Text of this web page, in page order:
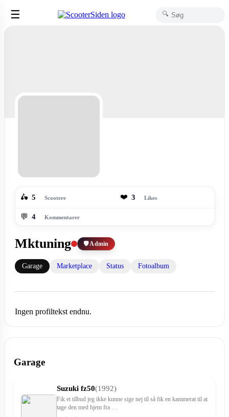
☰ 🔍
🛵 5 Scootere ❤️ 3 Likes
💬 4 Kommentarer
Mktuning 🛡️ Admin
Garage Marketplace Status Fotoalbum
Ingen profiltekst endnu.
Garage
Suzuki fz50(1992)
Fik et tilbud jeg ikke kunne sige nej til så fik en kammerat til at
tage den med hjem fra …